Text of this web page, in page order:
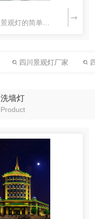
下面是对于四川景观灯的简单介绍，一起来了解一下吧。景观灯是现代景观中不可缺少的部分，它不仅自身具有较高的观赏性，还强调艺术灯的景观与景区历史文化、周围环境的协调统一。景观灯利用不同的造型、相异的光色与...
四川景观灯厂家
洗墙灯
Product